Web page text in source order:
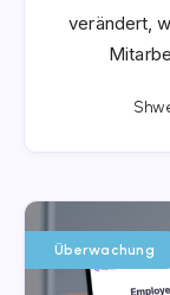
verändert,
Überwachung